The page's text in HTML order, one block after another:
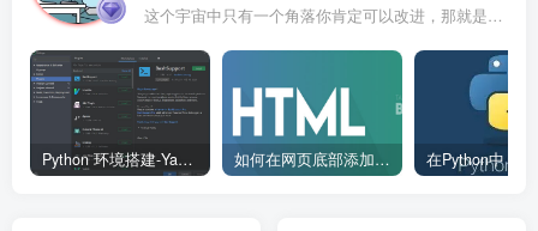
这个宇宙中只有一个角落你肯定可以改进，那就是你自己
Python 环境搭建-Yave520-专业开发者社区 如何在网页底部添加版权信息？